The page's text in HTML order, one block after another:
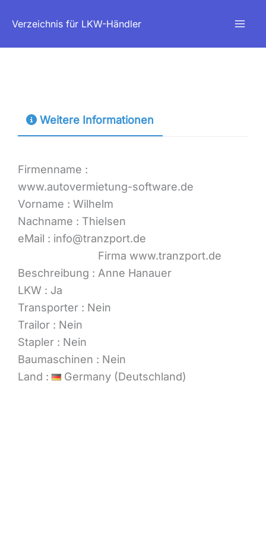
InhaltVerzeichnis für LKW-Händler
Weitere Informationen
Firmenname :
www.autovermietung-software.de
Vorname : Wilhelm
Nachname : Thielsen
eMail : info@tranzport.de
Beschreibung :
Firma www.tranzport.de
Anne Hanauer
LKW : Ja
Transporter : Nein
Trailor : Nein
Stapler : Nein
Baumaschinen : Nein
Land : Germany (Deutschland)